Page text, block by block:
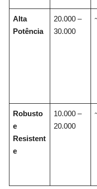
Alta
Potência
20.000 –
30.000
Robusto
e
Resistent
e
10.000 –
20.000